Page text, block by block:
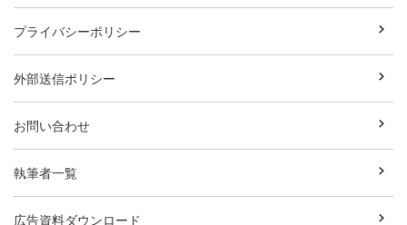
プライバシーポリシー
外部送信ポリシー
お問い合わせ
執筆者一覧
広告資料ダウンロード